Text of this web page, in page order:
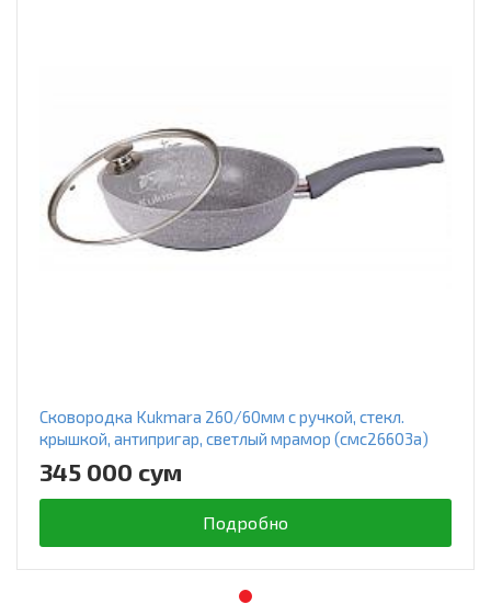
Сковородка Kukmara 260/60мм с ручкой, стекл.
крышкой, антипригар, светлый мрамор (смс26603а)
345 000 сум
Подробно